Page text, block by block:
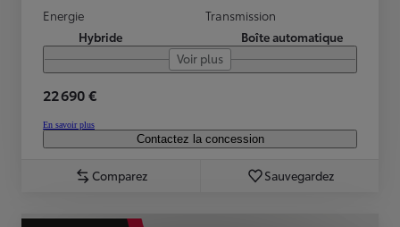
Energie
Hybride
Transmission
Boîte automatique
Voir plus
22 690 €
En savoir plus
Contactez la concession
Comparez Sauvegardez